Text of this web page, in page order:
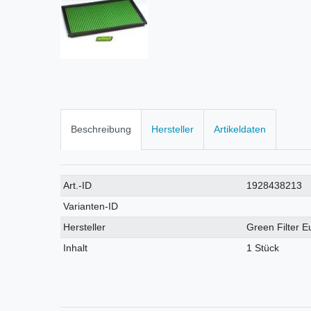
Beschreibung Hersteller Artikeldaten
Technisches
Merkmal
Wert
Art.-ID
1928438213
Varianten-ID
Hersteller
Green Filter
Inhalt
1 Stück